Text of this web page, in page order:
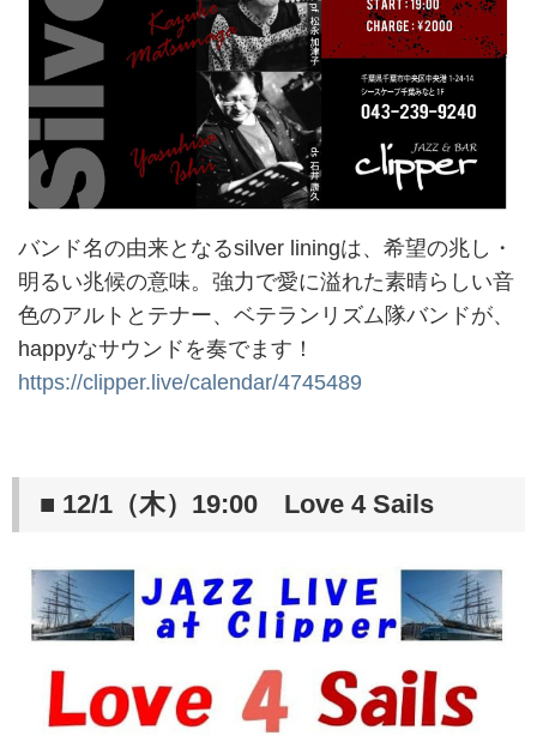
バンド名の由来となるsilver liningは、希望の兆し・
明るい兆候の意味。強力で愛に溢れた素晴らしい音
色のアルトとテナー、ベテランリズム隊バンドが、
happyなサウンドを奏でます！
https://clipper.live/calendar/4745489
■ 12/1（木）19:00 Love 4 Sails